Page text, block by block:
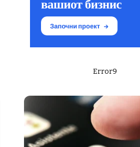
Error9